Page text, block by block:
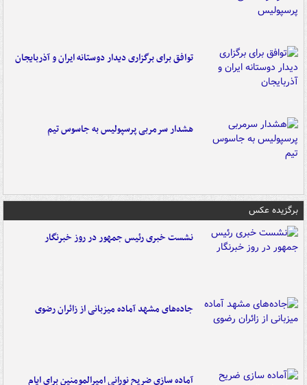
توافق برای برگزاری دیدار دوستانه ایران و آذربایجان
هشدار سرمربی پرسپولیس به جاسوس تیم
برگزیده عکس
نشست خبری رئیس جمهور در روز خبرنگار
جاده‌های مشهد آماده میزبانی از زائران رضوی
آماده سازی ضریح نورانی امیرالمومنین برای ایام